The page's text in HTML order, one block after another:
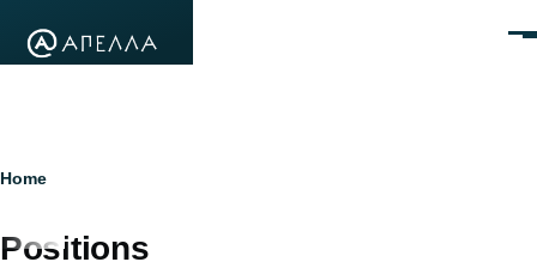
Breadcrumb
Home
Positions